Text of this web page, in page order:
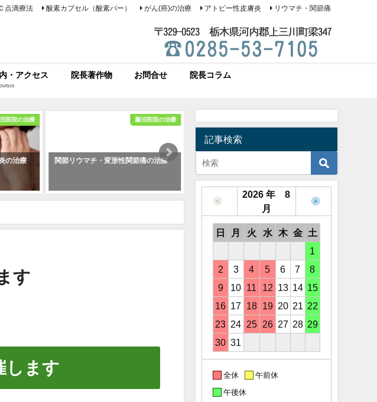
点滴療法 酸素カプセル（酸素バー） がん(癌)の治療 アトピー性皮膚炎 リウマチ・関節痛
・アクセス 院長著作物 お問合せ 院長コラム
医院の治療
の治療
藤沼医院の治療
関節リウマチ・変形性関節痛の治療 がん(癌)の治療
す
します
記事検索
2026 年 8
月
日 月 火 水 木 金
土
1
2
3 4 5 6 7
8
9
10 11 12 13 14 15
16 17 18 19 20 21
22
23 24 25 26 27 28 29
30 31
全休 午前休
午後休